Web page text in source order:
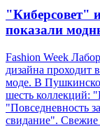
"Киберсовет"
показали
Fashion Week
дизайна проходит
моде. В
шесть коллекций:
"Повседневность
свидание".